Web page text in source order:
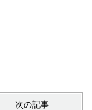
次の記事